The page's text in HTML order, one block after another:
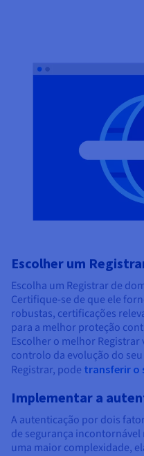
Escolher um
Escolha um Registrar de
Certifique-se de que ele
robustas, certificações
para a melhor proteção
Escolher o melhor
controlo da evolução do
Registrar, pode transferir o
Implementar a
A autenticação por dois
de segurança
uma maior complexidade,